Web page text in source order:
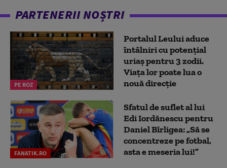
PARTENERII NOȘTRI
PE ROZ
Portalul Leului aduce
întâlniri cu potențial
uriaș pentru 3 zodii.
Viața lor poate lua o
nouă direcție
FANATIK.RO
Sfatul de suflet al lui
Edi Iordănescu pentru
Daniel Bîrligea: „Să se
concentreze pe fotbal,
asta e meseria lui!”